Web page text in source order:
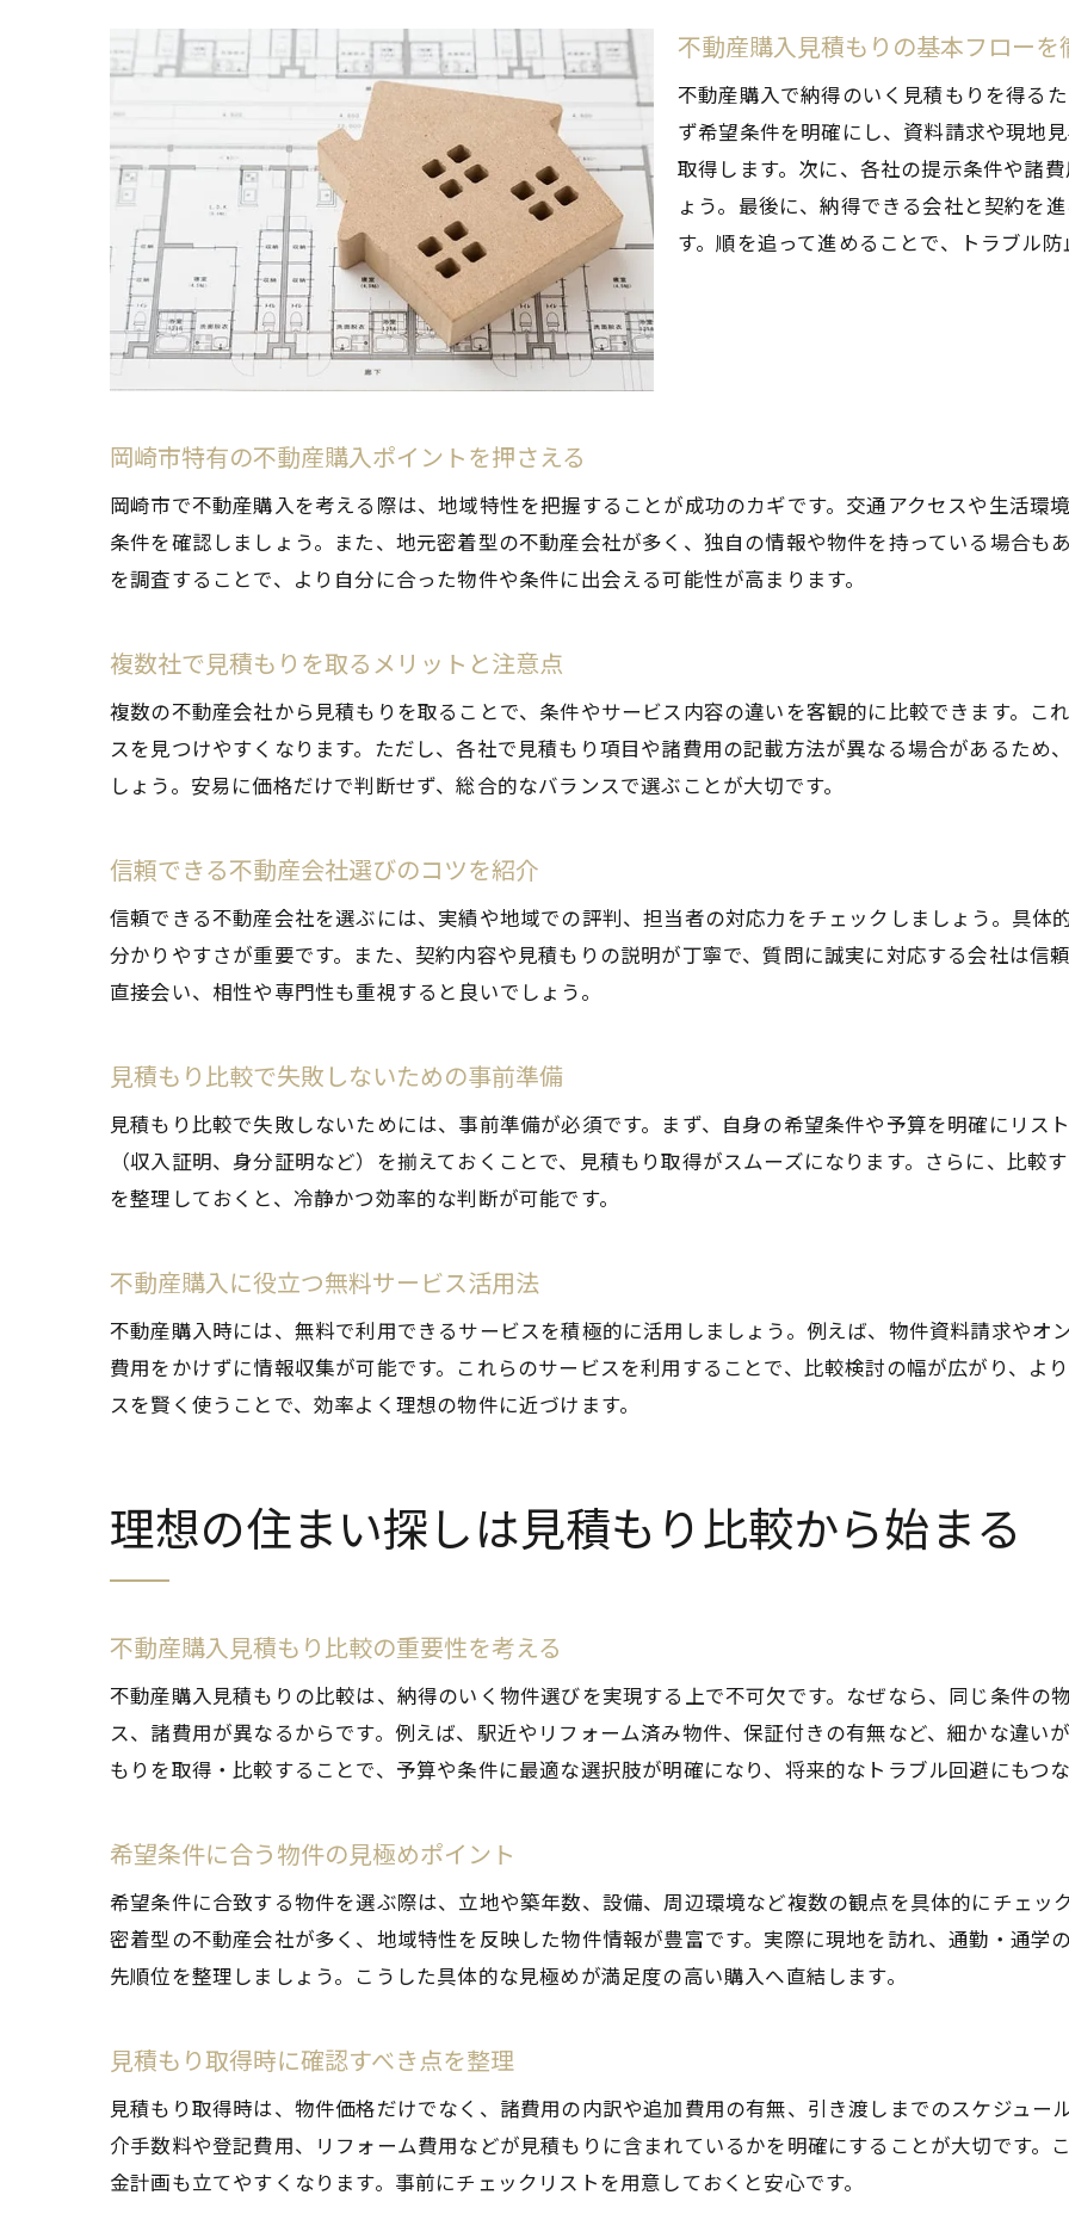
希望条件に合う物件の見極めポイント
見積もり取得時に確認すべき点を整理
地元の不動産会社情報を賢く集める方法
オンライン見積もりと店舗相談の違い
納得できる不動産購入のための比較術
不動産購入を成功に導く岡崎市の見積もり術
見積もりで差がつく諸費用の比較ポイント
不動産購入時に押さえたい契約の流れ
リフォームや保証付物件選びのポイント解説
不動産購入時のリフォーム見積もり活用法
将来の資産価値を考えた物件選択のコツ
保証内容を見積もり比較でしっかり確認
不動産購入後も安心できるサポート体制
不動産購入で見積もり交渉を有利に進める
希望条件に合わせた柔軟な見積もり取得法
安心できる物件選びには比較検討が重要
不動産購入で失敗しない比較検討の進め方
比較検討で得られる安心感と納得感とは
不動産購入に強い地元企業の活用法
岡崎市で資産価値を高める購入ノウハウ紹介
見積もり比較で得する資産運用術とは
見積もり取得で失敗しない不動産購入の秘訣
不動産購入までの見積もり取得スケジュール
見積もり比較で注意すべき落とし穴を解説
購入後のリフォームや保証サポート確認法
安心して不動産購入を進めるための心得
不動産購入見積もりの基本フローを
不動産購入で納得のいく見積もりを得る
ず希望条件を明確にし、資料請求や現地
取得します。次に、各社の提示条件や諸
ょう。最後に、納得できる会社と契約を
す。順を追って進めることで、トラブル
岡崎市特有の不動産購入ポイントを押さえる
岡崎市で不動産購入を考える際は、地域特性を把握することが成功のカギです。交通アクセスや生活環
条件を確認しましょう。また、地元密着型の不動産会社が多く、独自の情報や物件を持っている場合も
を調査することで、より自分に合った物件や条件に出会える可能性が高まります。
複数社で見積もりを取るメリットと注意点
複数の不動産会社から見積もりを取ることで、条件やサービス内容の違いを客観的に比較できます。こ
スを見つけやすくなります。ただし、各社で見積もり項目や諸費用の記載方法が異なる場合があるため
しょう。安易に価格だけで判断せず、総合的なバランスで選ぶことが大切です。
信頼できる不動産会社選びのコツを紹介
信頼できる不動産会社を選ぶには、実績や地域での評判、担当者の対応力をチェックしましょう。具体
分かりやすさが重要です。また、契約内容や見積もりの説明が丁寧で、質問に誠実に対応する会社は信
直接会い、相性や専門性も重視すると良いでしょう。
見積もり比較で失敗しないための事前準備
見積もり比較で失敗しないためには、事前準備が必須です。まず、自身の希望条件や予算を明確にリス
（収入証明、身分証明など）を揃えておくことで、見積もり取得がスムーズになります。さらに、比較
を整理しておくと、冷静かつ効率的な判断が可能です。
不動産購入に役立つ無料サービス活用法
不動産購入時には、無料で利用できるサービスを積極的に活用しましょう。例えば、物件資料請求やオ
費用をかけずに情報収集が可能です。これらのサービスを利用することで、比較検討の幅が広がり、よ
スを賢く使うことで、効率よく理想の物件に近づけます。
理想の住まい探しは見積もり比較から始まる
不動産購入見積もり比較の重要性を考える
不動産購入見積もりの比較は、納得のいく物件選びを実現する上で不可欠です。なぜなら、同じ条件の
ス、諸費用が異なるからです。例えば、駅近やリフォーム済み物件、保証付きの有無など、細かな違い
もりを取得・比較することで、予算や条件に最適な選択肢が明確になり、将来的なトラブル回避にもつ
希望条件に合う物件の見極めポイント
希望条件に合致する物件を選ぶ際は、立地や築年数、設備、周辺環境など複数の観点を具体的にチェッ
密着型の不動産会社が多く、地域特性を反映した物件情報が豊富です。実際に現地を訪れ、通勤・通学
先順位を整理しましょう。こうした具体的な見極めが満足度の高い購入へ直結します。
見積もり取得時に確認すべき点を整理
見積もり取得時は、物件価格だけでなく、諸費用の内訳や追加費用の有無、引き渡しまでのスケジュー
介手数料や登記費用、リフォーム費用などが見積もりに含まれているかを明確にすることが大切です。
金計画も立てやすくなります。事前にチェックリストを用意しておくと安心です。